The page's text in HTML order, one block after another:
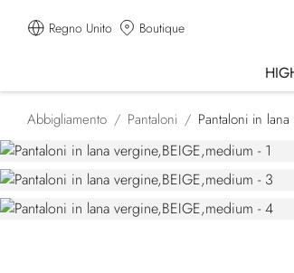
Regno Unito Boutique
Abbigliamento Pantaloni Pantaloni in